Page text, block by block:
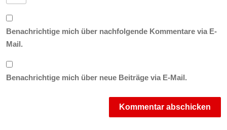
Benachrichtige mich über nachfolgende Kommentare via E-
Mail.
Benachrichtige mich über neue Beiträge via E-Mail.